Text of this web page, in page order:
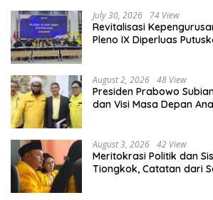
July 30, 2026 74 View
Revitalisasi
Pleno IX Diperluas
August 2, 2026 48 View
Presiden Prabowo
dan Visi Masa Depan
August 3, 2026 42 View
Meritokrasi Politik dan
Tiongkok, Catatan dari